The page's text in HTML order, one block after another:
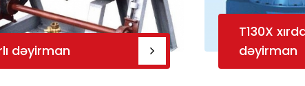
dəyirman
T130X
dəyirman